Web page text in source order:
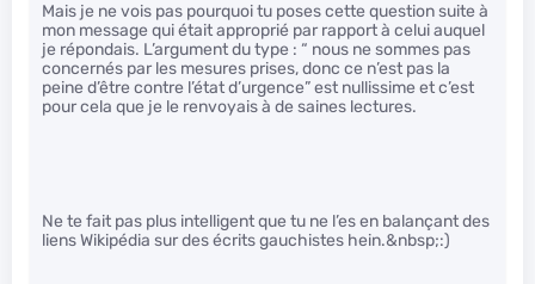
Mais je ne vois pas pourquoi tu poses cette question suite à
mon message qui était approprié par rapport à celui auquel
je répondais. L’argument du type : “ nous ne sommes pas
concernés par les mesures prises, donc ce n’est pas la
peine d’être contre l’état d’urgence” est nullissime et c’est
pour cela que je le renvoyais à de saines lectures.
Ne te fait pas plus intelligent que tu ne l’es en balançant des
liens Wikipédia sur des écrits gauchistes hein.&nbsp;:)